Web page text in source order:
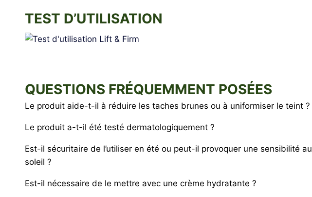
TEST D’UTILISATION
QUESTIONS FRÉQUEMMENT POSÉES
Le produit aide-t-il à réduire les taches brunes ou à uniformiser le teint ?
Le produit a-t-il été testé dermatologiquement ?
Est-il sécuritaire de l’utiliser en été ou peut-il provoquer une sensibilité au
soleil ?
Est-il nécessaire de le mettre avec une crème hydratante ?